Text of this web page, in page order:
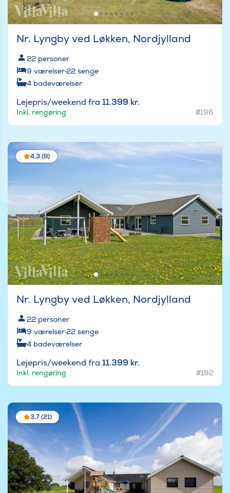
Nr. Lyngby ved Løkken, Nordjylland
22 personer
9 værelser·22 senge
4 badeværelser
Lejepris/weekend fra 11.399 kr.
Inkl. rengøring #196
4,3 (9)
Nr. Lyngby ved Løkken, Nordjylland
22 personer
9 værelser·22 senge
4 badeværelser
Lejepris/weekend fra 11.399 kr.
Inkl. rengøring #192
3,7 (21)